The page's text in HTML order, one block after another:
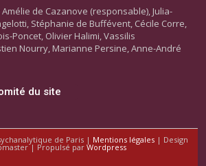
Amélie de Cazanove (responsable), Julia-
Stéphanie de Buffévent, Cécile Corre,
Poncet, Olivier Halimi, Vassilis
Nourry, Marianne Persine, Anne-André
du site
de Paris | Mentions légales| Design
| Propulsé parWordpress